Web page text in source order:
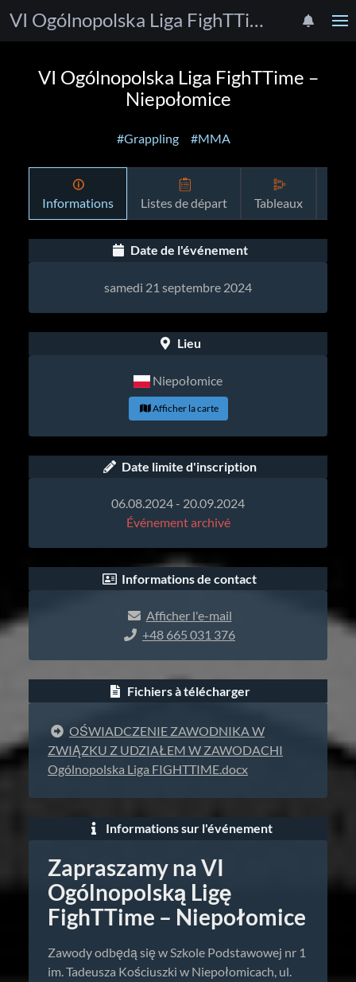
VI Ogólnopolska Liga FighTTime – Niepołomice
VI Ogólnopolska Liga FighTTime –
Niepołomice
#Grappling #MMA
Informations Listes de départ Tableaux
Date de l'événement
samedi 21 septembre 2024
Lieu
Niepołomice
Afficher la carte
Date limite d'inscription
06.08.2024 - 20.09.2024
Événement archivé
Informations de contact
Afficher l'e-mail
+48 665 031 376
Fichiers à télécharger
OŚWIADCZENIE ZAWODNIKA W
ZWIĄZKU Z UDZIAŁEM W ZAWODACHI
Ogólnopolska Liga FIGHTTIME.docx
Informations sur l'événement
Zapraszamy na VI
Ogólnopolską Ligę
FighTTime – Niepołomice
Zawody odbędą się w Szkole Podstawowej nr 1
im. Tadeusza Kościuszki w Niepołomicach, ul.